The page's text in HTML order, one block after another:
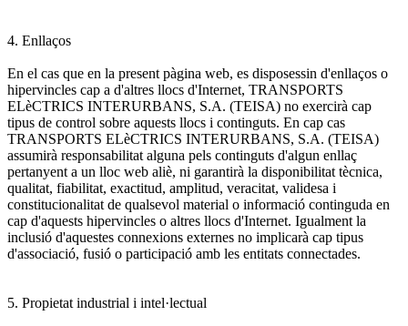
4. Enllaços
En el cas que en la present pàgina web, es disposessin d'enllaços o
hipervincles cap a d'altres llocs d'Internet, TRANSPORTS
ELèCTRICS INTERURBANS, S.A. (TEISA) no exercirà cap
tipus de control sobre aquests llocs i continguts. En cap cas
TRANSPORTS ELèCTRICS INTERURBANS, S.A. (TEISA)
assumirà responsabilitat alguna pels continguts d'algun enllaç
pertanyent a un lloc web aliè, ni garantirà la disponibilitat tècnica,
qualitat, fiabilitat, exactitud, amplitud, veracitat, validesa i
constitucionalitat de qualsevol material o informació continguda en
cap d'aquests hipervincles o altres llocs d'Internet. Igualment la
inclusió d'aquestes connexions externes no implicarà cap tipus
d'associació, fusió o participació amb les entitats connectades.
5. Propietat industrial i intel·lectual